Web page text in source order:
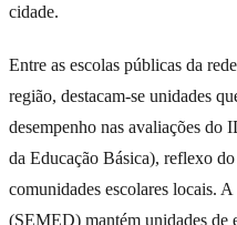
cidade.
Entre as escolas públicas da
região, destacam-se unidades
desempenho nas avaliações
da Educação Básica), reflexo
comunidades escolares locais.
(SEMED) mantém unidades de